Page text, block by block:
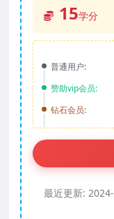
15学分
普通用户:
赞助vip会员:
钻石会员:
最近更新: